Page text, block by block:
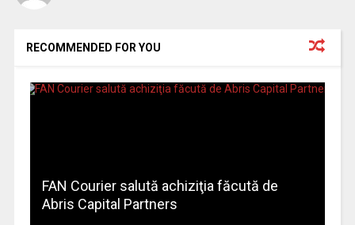
RECOMMENDED FOR YOU
FAN Courier salută achiziţia făcută de
Abris Capital Partners